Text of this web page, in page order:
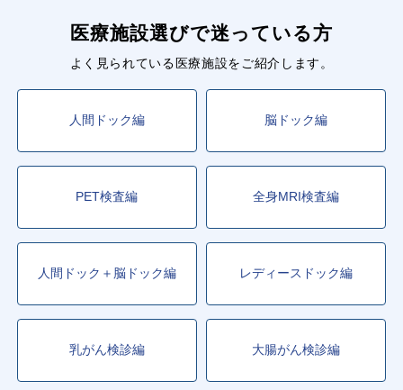
医療施設選びで迷っている方
よく見られている医療施設をご紹介します。
人間ドック編 脳ドック編
PET検査編 全身MRI検査編
人間ドック＋脳ドック編 レディースドック編
乳がん検診編 大腸がん検診編